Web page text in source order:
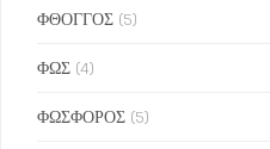
ΦΘΟΓΓΟΣ (5)
ΦΩΣ (4)
ΦΩΣΦΟΡΟΣ (5)